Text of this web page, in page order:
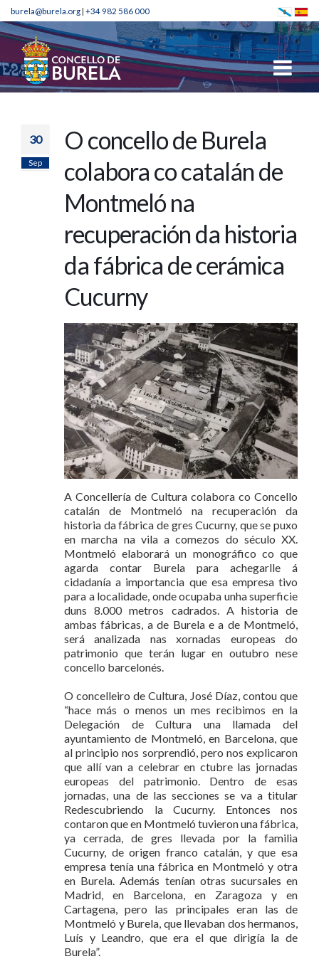
burela@burela.org| +34 982 586 000
30
Sep
O concello de Burela
colabora co catalán de
Montmeló na
recuperación da historia
da fábrica de cerámica
Cucurny
A Concellería de Cultura colabora co Concello
catalán de Montmeló na recuperación da
historia da fábrica de gres Cucurny, que se puxo
en marcha na vila a comezos do século XX.
Montmeló elaborará un monográfico co que
agarda contar Burela para achegarlle á
cidadanía a importancia que esa empresa tivo
para a localidade, onde ocupaba unha superficie
duns 8.000 metros cadrados. A historia de
ambas fábricas, a de Burela e a de Montmeló,
será analizada nas xornadas europeas do
patrimonio que terán lugar en outubro nese
concello barcelonés.
O concelleiro de Cultura, José Díaz, contou que
“hace más o menos un mes recibimos en la
Delegación de Cultura una llamada del
ayuntamiento de Montmeló, en Barcelona, que
al principio nos sorprendió, pero nos explicaron
que allí van a celebrar en ctubre las jornadas
europeas del patrimonio. Dentro de esas
jornadas, una de las secciones se va a titular
Redescubriendo la Cucurny. Entonces nos
contaron que en Montmeló tuvieron una fábrica,
ya cerrada, de gres llevada por la familia
Cucurny, de origen franco catalán, y que esa
empresa tenía una fábrica en Montmeló y otra
en Burela. Además tenían otras sucursales en
Madrid, en Barcelona, en Zaragoza y en
Cartagena, pero las principales eran las de
Montmeló y Burela, que llevaban dos hermanos,
Luís y Leandro, que era el que dirigía la de
Burela”.